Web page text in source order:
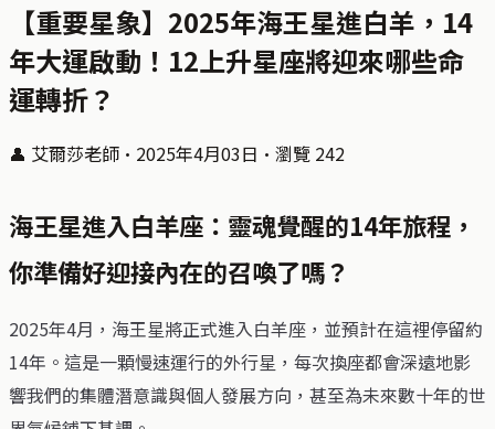
【重要星象】2025年海王星進白羊，14
年大運啟動！12上升星座將迎來哪些命
運轉折？
👤 艾爾莎老師 · 2025年4月03日 · 瀏覽 242
海王星進入白羊座：靈魂覺醒的14年旅程，
你準備好迎接內在的召喚了嗎？
2025年4月，海王星將正式進入白羊座，並預計在這裡停留約
14年。這是一顆慢速運行的外行星，每次換座都會深遠地影
響我們的集體潛意識與個人發展方向，甚至為未來數十年的世